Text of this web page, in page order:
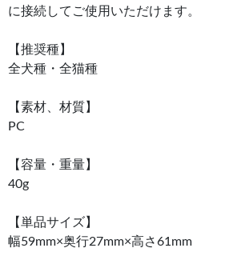
に接続してご使用いただけます。
【推奨種】
全犬種・全猫種
【素材、材質】
PC
【容量・重量】
40g
【単品サイズ】
幅59mm×奥行27mm×高さ61mm